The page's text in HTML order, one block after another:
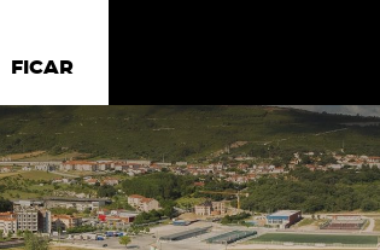
FICAR
FICAR